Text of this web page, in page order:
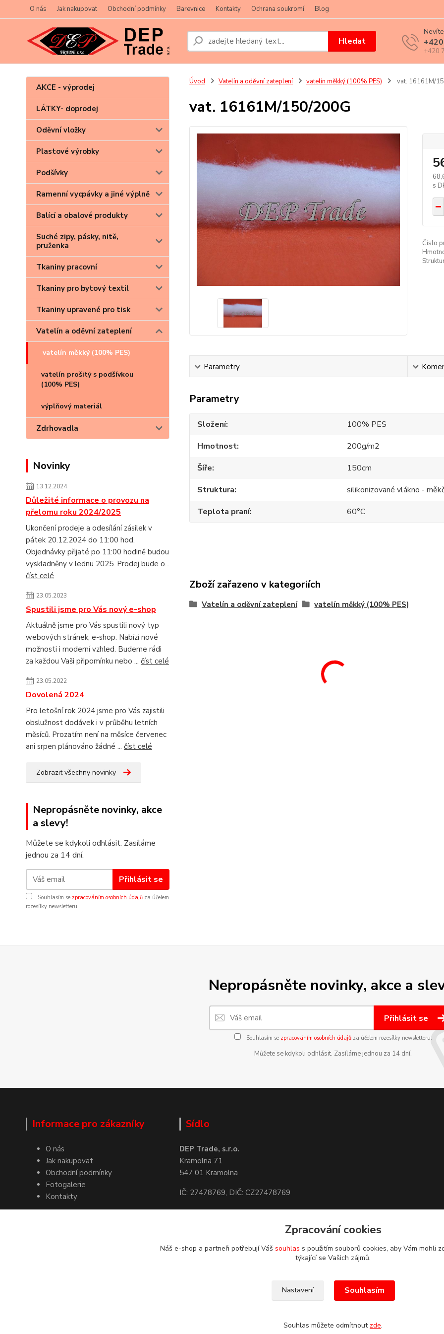
O nás Jak nakupovat Obchodní podmínky Barevnice Kontakty Ochrana soukromí Blog
Hledat
+420
AKCE - výprodej
LÁTKY- doprodej
Oděvní vložky
Plastové výrobky
Podšívky
Ramenní vycpávky a jiné výplně
Balící a obalové produkty
Suché zipy, pásky, nitě,
pruženka
Tkaniny pracovní
Tkaniny pro bytový textil
Tkaniny upravené pro tisk
Vatelín a oděvní zateplení
vatelín měkký (100% PES)
vatelín prošitý s podšívkou
(100% PES)
výplňový materiál
Zdrhovadla
Novinky
13.12.2024
Důležité informace o provozu na
přelomu roku 2024/2025
Ukončení prodeje a odesílání zásilek v
pátek 20.12.2024 do 11:00 hod.
Objednávky přijaté po 11:00 hodině budou
vyskladněny v lednu 2025. Prodej bude o...
číst celé
23.05.2023
Spustili jsme pro Vás nový e-shop
Aktuálně jsme pro Vás spustili nový typ
webových stránek, e-shop. Nabízí nové
možnosti i moderní vzhled. Budeme rádi
za každou Vaši připomínku nebo ... číst celé
23.05.2022
Dovolená 2024
Pro letošní rok 2024 jsme pro Vás zajistili
obslužnost dodávek i v průběhu letních
měsíců. Prozatím není na měsíce červenec
ani srpen plánováno žádné ... číst celé
Zobrazit všechny novinky
Nepropásněte novinky, akce
a slevy!
Můžete se kdykoli odhlásit. Zasíláme
jednou za 14 dní.
Přihlásit se
Souhlasím se zpracováním osobních údajů za účelem
rozesílky newsletteru.
Úvod Vatelín a oděvní zateplení vatelín měkký (100% PES) vat. 16161M/
vat. 16161M/150/200G
Číslo
Parametry
Parametry
Složení
100% PES
Hmotnost
200g/m2
Šíře
150cm
Struktura
silikonizované vlákno -
Teplota praní
60°C
Zboží zařazeno v kategoriích
Vatelín a oděvní zateplení vatelín měkký (100% PES)
Nepropásněte novinky, akce a
Přihlásit se
Souhlasím se zpracováním osobních údajůza účelem rozesílky newsletteru.
Můžete se kdykoli odhlásit. Zasíláme jednou za 14 dní.
Informace pro zákazníky
O nás
Jak nakupovat
Obchodní podmínky
Fotogalerie
Kontakty
Sídlo
DEP Trade, s.r.o.
Kramolna 71
547 01 Kramolna
IČ: 27478769, DIČ: CZ27478769
Zpracování cookies
Náš e-shop a partneři potřebují Váš souhlas s použitím souborů cookies, aby Vám mohli
týkající se Vašich zájmů.
Nastavení Souhlasím
Souhlas můžete odmítnout zde.